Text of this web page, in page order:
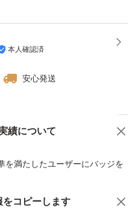
です。 ②落札する（落札
③支払手続時にクーポンを
とを確認して支払）。
です。
）をご確認の上、入札・
い急ぎで必要な方（即 悪い
輸送事故でも即悪い評価す
理解出来ない方は絶対に購
しても現れています。 全て
本人確認済
安心発送
績について
を満たしたユーザーにバッジを
のため一部機能は利用できません
切なカテゴリ変更依頼は禁止です
をコピーします
スメ